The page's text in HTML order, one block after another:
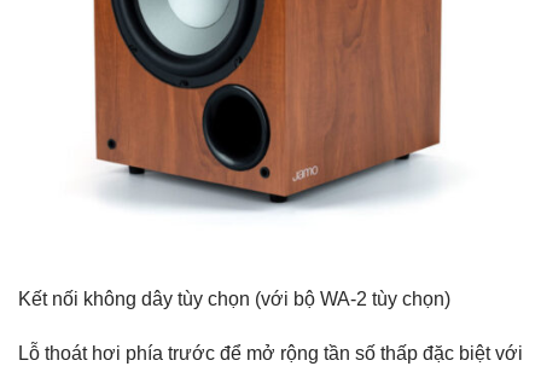
Kết nối không dây tùy chọn (với bộ WA-2 tùy chọn)
Lỗ thoát hơi phía trước để mở rộng tần số thấp đặc biệt với